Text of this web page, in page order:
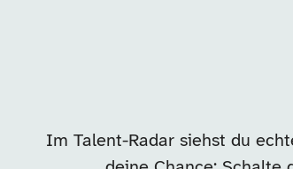
Im Talent-Radar siehst du